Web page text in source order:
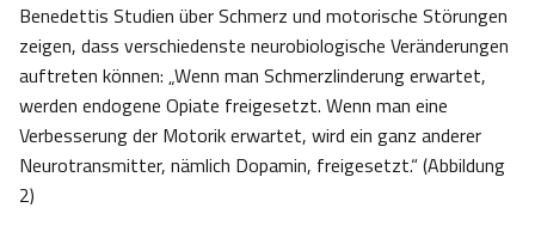
Benedettis Studien über Schmerz und motorische Störungen
zeigen, dass verschiedenste neurobiologische Veränderungen
auftreten können: „Wenn man Schmerzlinderung erwartet,
werden endogene Opiate freigesetzt. Wenn man eine
Verbesserung der Motorik erwartet, wird ein ganz anderer
Neurotransmitter, nämlich Dopamin, freigesetzt.“ (Abbildung
2)